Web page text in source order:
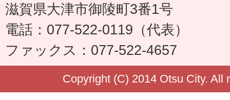
滋賀県大津市御陵町3番1号
電話：077-522-0119（代表）
ファックス：077-522-4657
Copyright (C) 2014 Otsu City. All